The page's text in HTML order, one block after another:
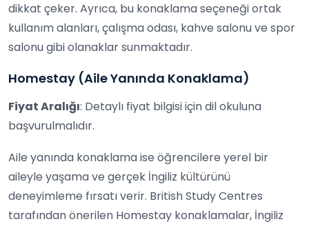
dikkat çeker. Ayrıca, bu konaklama seçeneği ortak
kullanım alanları, çalışma odası, kahve salonu ve spor
salonu gibi olanaklar sunmaktadır.
Homestay (Aile Yanında Konaklama)
Fiyat Aralığı: Detaylı fiyat bilgisi için dil okuluna
başvurulmalıdır.
Aile yanında konaklama ise öğrencilere yerel bir
aileyle yaşama ve gerçek İngiliz kültürünü
deneyimleme fırsatı verir. British Study Centres
tarafından önerilen Homestay konaklamalar, İngiliz